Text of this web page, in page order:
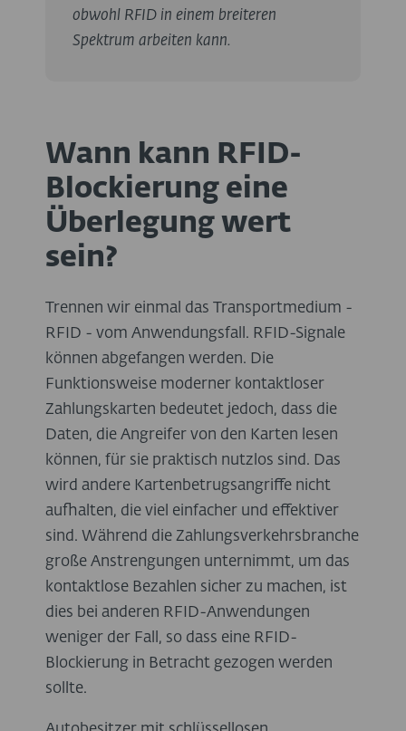
obwohl RFID in einem breiteren
Spektrum arbeiten kann.
Wann kann RFID-
Blockierung eine
Überlegung wert
sein?
Trennen wir einmal das Transportmedium -
RFID - vom Anwendungsfall. RFID-Signale
können abgefangen werden. Die
Funktionsweise moderner kontaktloser
Zahlungskarten bedeutet jedoch, dass die
Daten, die Angreifer von den Karten lesen
können, für sie praktisch nutzlos sind. Das
wird andere Kartenbetrugsangriffe nicht
aufhalten, die viel einfacher und effektiver
sind. Während die Zahlungsverkehrsbranche
große Anstrengungen unternimmt, um das
kontaktlose Bezahlen sicher zu machen, ist
dies bei anderen RFID-Anwendungen
weniger der Fall, so dass eine RFID-
Blockierung in Betracht gezogen werden
sollte.